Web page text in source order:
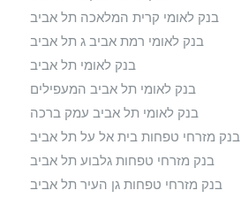
בנק לאומי קרית המלאכה תל אביב
בנק לאומי רמת אביב ג תל אביב
בנק לאומי תל אביב
בנק לאומי תל אביב המעפילים
בנק לאומי תל אביב עמק ברכה
בנק מזרחי טפחות בית אל על תל אביב
בנק מזרחי טפחות גלבוע תל אביב
בנק מזרחי טפחות גן העיר תל אביב